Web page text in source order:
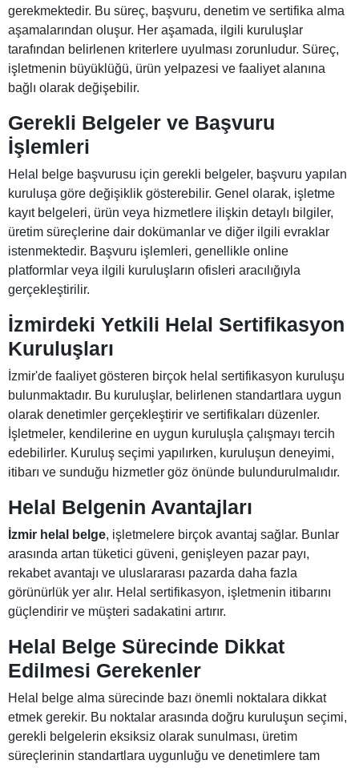
gerekmektedir. Bu süreç, başvuru, denetim ve sertifika alma
aşamalarından oluşur. Her aşamada, ilgili kuruluşlar
tarafından belirlenen kriterlere uyulması zorunludur. Süreç,
işletmenin büyüklüğü, ürün yelpazesi ve faaliyet alanına
bağlı olarak değişebilir.
Gerekli Belgeler ve Başvuru
İşlemleri
Helal belge başvurusu için gerekli belgeler, başvuru yapılan
kuruluşa göre değişiklik gösterebilir. Genel olarak, işletme
kayıt belgeleri, ürün veya hizmetlere ilişkin detaylı bilgiler,
üretim süreçlerine dair dokümanlar ve diğer ilgili evraklar
istenmektedir. Başvuru işlemleri, genellikle online
platformlar veya ilgili kuruluşların ofisleri aracılığıyla
gerçekleştirilir.
İzmirdeki Yetkili Helal Sertifikasyon
Kuruluşları
İzmir'de faaliyet gösteren birçok helal sertifikasyon kuruluşu
bulunmaktadır. Bu kuruluşlar, belirlenen standartlara uygun
olarak denetimler gerçekleştirir ve sertifikaları düzenler.
İşletmeler, kendilerine en uygun kuruluşla çalışmayı tercih
edebilirler. Kuruluş seçimi yapılırken, kuruluşun deneyimi,
itibarı ve sunduğu hizmetler göz önünde bulundurulmalıdır.
Helal Belgenin Avantajları
İzmir helal belge, işletmelere birçok avantaj sağlar. Bunlar
arasında artan tüketici güveni, genişleyen pazar payı,
rekabet avantajı ve uluslararası pazarda daha fazla
görünürlük yer alır. Helal sertifikasyon, işletmenin itibarını
güçlendirir ve müşteri sadakatini artırır.
Helal Belge Sürecinde Dikkat
Edilmesi Gerekenler
Helal belge alma sürecinde bazı önemli noktalara dikkat
etmek gerekir. Bu noktalar arasında doğru kuruluşun seçimi,
gerekli belgelerin eksiksiz olarak sunulması, üretim
süreçlerinin standartlara uygunluğu ve denetimlere tam